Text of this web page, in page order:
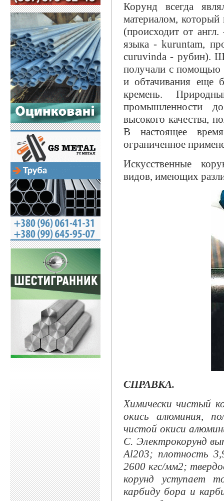
Корунд всегда
материалом, который
(происходит от
языка - kuruntam,
curuvinda - рубин).
получали с помощью
и обтачивания еще
кремень.
промышленности
высокого качества,
В настоящее
ограниченное
Искусственные
видов, имеющих
СПРАВКА.
Химически чистый
окись алюминия,
чистой окиси
С. Электрокорунд
Аl203; плотность
2600 кгс/мм2;
корунд уступает
карбиду бора и